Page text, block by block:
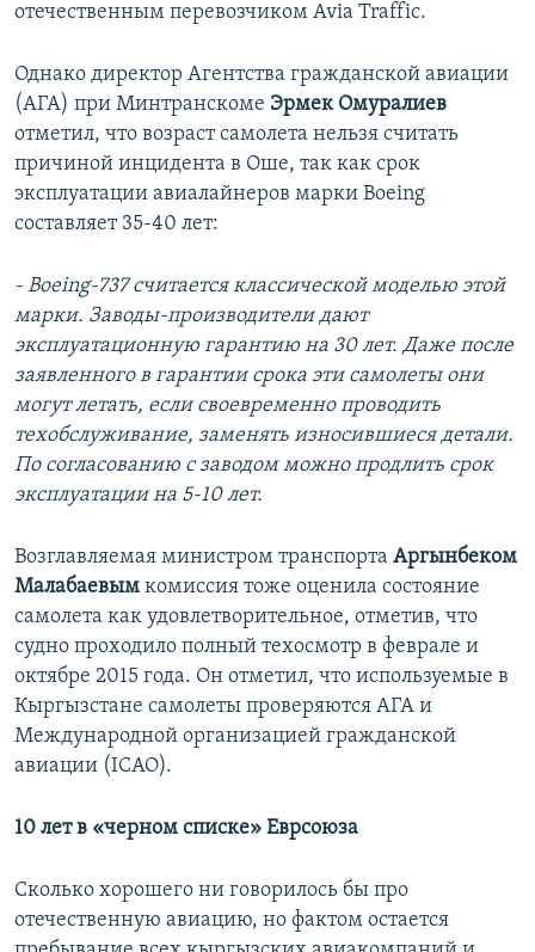
отечественным перевозчиком Avia Traffic.
Однако директор Агентства гражданской авиации
(АГА) при Минтранскоме Эрмек Омуралиев
отметил, что возраст самолета нельзя считать
причиной инцидента в Оше, так как срок
эксплуатации авиалайнеров марки Boeing
составляет 35-40 лет:
- Boeing-737 считается классической моделью этой
марки. Заводы-производители дают
эксплуатационную гарантию на 30 лет. Даже после
заявленного в гарантии срока эти самолеты они
могут летать, если своевременно проводить
техобслуживание, заменять износившиеся детали.
По согласованию с заводом можно продлить срок
эксплуатации на 5-10 лет.
Возглавляемая министром транспорта Аргынбеком
Малабаевым комиссия тоже оценила состояние
самолета как удовлетворительное, отметив, что
судно проходило полный техосмотр в феврале и
октябре 2015 года. Он отметил, что используемые в
Кыргызстане самолеты проверяются АГА и
Международной организацией гражданской
авиации (ICAO).
10 лет в «черном списке» Еврсоюза
Сколько хорошего ни говорилось бы про
отечественную авиацию, но фактом остается